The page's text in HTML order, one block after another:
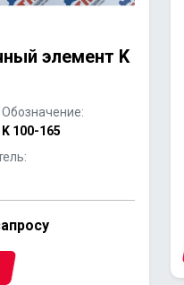
элемент K
Обозначение:
K 100-165